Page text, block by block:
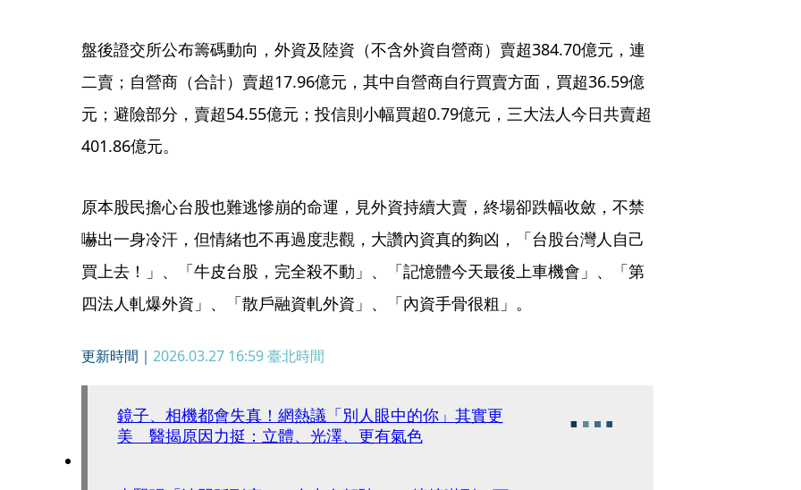
盤後證交所公布籌碼動向，外資及陸資（不含外資自營商）賣超384.70億元，連
二賣；自營商（合計）賣超17.96億元，其中自營商自行買賣方面，買超36.59億
元；避險部分，賣超54.55億元；投信則小幅買超0.79億元，三大法人今日共賣超
401.86億元。
原本股民擔心台股也難逃慘崩的命運，見外資持續大賣，終場卻跌幅收斂，不禁
嚇出一身冷汗，但情緒也不再過度悲觀，大讚內資真的夠凶，「台股台灣人自己
買上去！」、「牛皮台股，完全殺不動」、「記憶體今天最後上車機會」、「第
四法人軋爆外資」、「散戶融資軋外資」、「內資手骨很粗」。
更新時間｜ 2026.03.27 16:59臺北時間
鏡子、相機都會失真！網熱議「別人眼中的你」其實更
美 醫揭原因力挺：立體、光澤、更有氣色